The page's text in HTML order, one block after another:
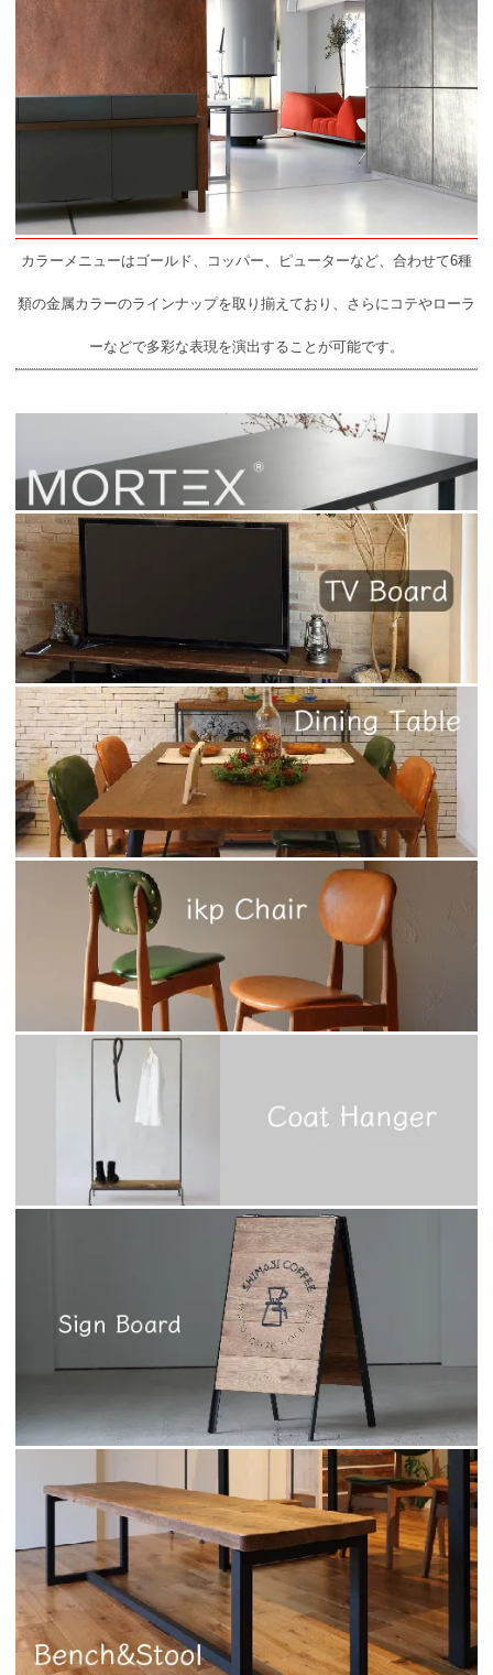
カラーメニューはゴールド、コッパー、ピューターなど、合わせて6種
類の金属カラーのラインナップを取り揃えており、さらにコテやローラ
ーなどで多彩な表現を演出することが可能です。